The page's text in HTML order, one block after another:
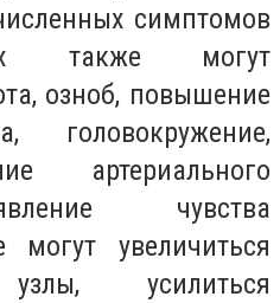
симптомов
также могут
озноб, повышение
головокружение,
артериального
чувства
могут увеличиться
усилиться